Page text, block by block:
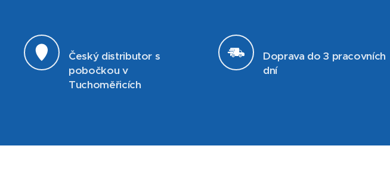
Český distributor s
pobočkou v
Tuchoměřicích
Doprava do 3 pracovních
dní